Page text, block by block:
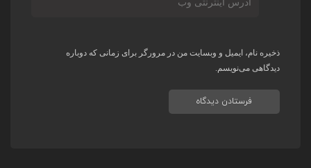
ذخیره نام، ایمیل و وبسایت من در مرورگر برای زمانی که دوباره
دیدگاهی می‌نویسم.